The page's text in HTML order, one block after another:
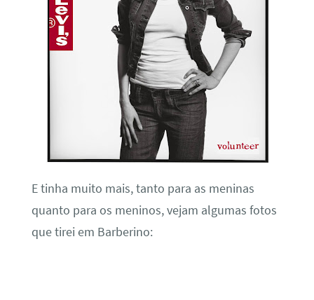
E tinha muito mais, tanto para as meninas
quanto para os meninos, vejam algumas fotos
que tirei em Barberino: